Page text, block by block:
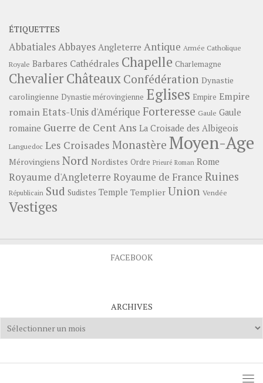
ÉTIQUETTES
Abbatiales Abbayes Angleterre Antique Armée Catholique
Royale Barbares Cathédrales Chapelle Charlemagne
ChevalierChâteauxConfédération Dynastie
carolingienne Dynastie mérovingienne Eglises Empire Empire
romainEtats-Unis d'Amérique Forteresse Gaule Gaule
romaine Guerre de Cent Ans La Croisade des Albigeois
Languedoc Les Croisades Monastère Moyen-Age
Mérovingiens Nord Nordistes Ordre Prieuré Roman Rome
Royaume d'Angleterre Royaume de France Ruines
Républicain Sud Sudistes Temple Templier Union Vendée
Vestiges
FACEBOOK
ARCHIVES
Archives